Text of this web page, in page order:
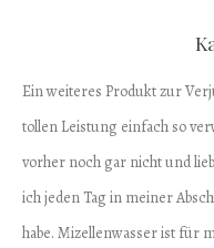
Ein weiteres Produkt zur
tollen Leistung einfach so
vorher noch gar nicht und
ich jeden Tag in meiner
habe. Mizellenwasser ist für